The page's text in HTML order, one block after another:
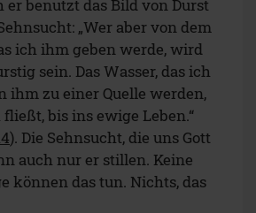
er benutzt das Bild von Durst
„Wer aber von dem
ich ihm geben werde, wird
sein. Das Wasser, das ich
ihm zu einer Quelle werden,
bis ins ewige Leben.“
). Die Sehnsucht, die uns Gott
auch nur er stillen. Keine
können das tun. Nichts, das